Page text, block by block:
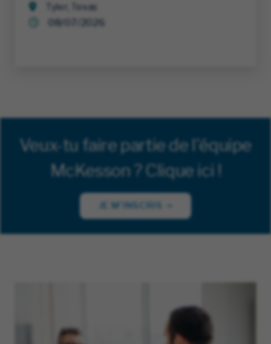
Tyler, Texas
08/07/2026
Veux-tu faire partie de l'équipe
McKesson ? Clique ici !
JE M'INSCRIS